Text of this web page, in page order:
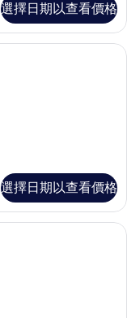
選擇日期以查看價格
箱、書桌、筆電工作空間
選擇日期以查看價格
間臥室 | 起居區 | 55-吋